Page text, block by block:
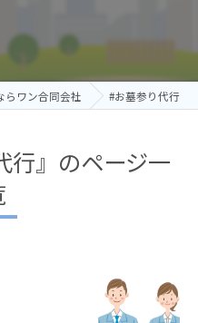
らワン合同会社 #お墓参り代行
行』のページ一